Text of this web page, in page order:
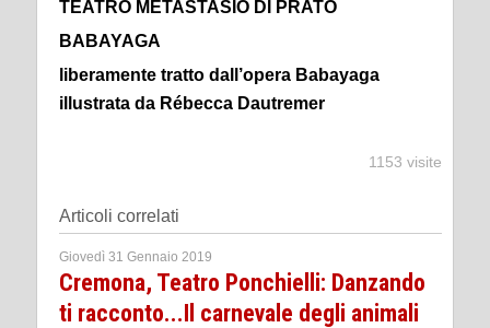
TEATRO METASTASIO DI PRATO
BABAYAGA
liberamente tratto dall’opera Babayaga
illustrata da Rébecca Dautremer
1153 visite
Articoli correlati
Giovedì 31 Gennaio 2019
Cremona, Teatro Ponchielli: Danzando
ti racconto...Il carnevale degli animali